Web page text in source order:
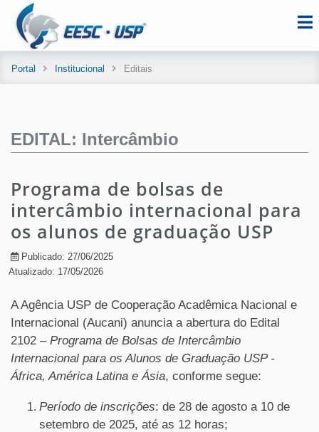
Portal Institucional Editais
EDITAL: Intercâmbio
Programa de bolsas de
intercâmbio internacional para
os alunos de graduação USP
Publicado: 27/06/2025
Atualizado: 17/05/2026
A Agência USP de Cooperação Acadêmica Nacional e
Internacional (Aucani) anuncia a abertura do Edital
2102 – Programa de Bolsas de Intercâmbio
Internacional para os Alunos de Graduação USP -
África, América Latina e Ásia, conforme segue:
Período de inscrições: de 28 de agosto a 10 de
setembro de 2025, até as 12 horas;